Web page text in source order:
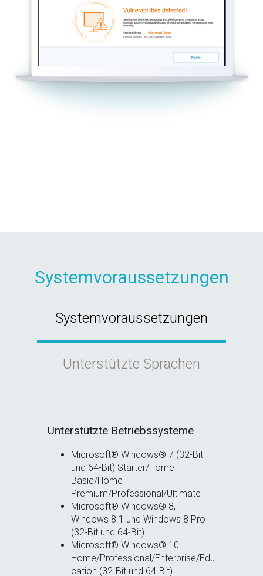
Systemvoraussetzungen
Systemvoraussetzungen
Unterstützte Sprachen
Unterstützte Betriebssysteme
Microsoft® Windows® 7 (32-Bit
und 64-Bit) Starter/Home
Basic/Home
Premium/Professional/Ultimate
Microsoft® Windows® 8,
Windows 8.1 und Windows 8 Pro
(32-Bit und 64-Bit)
Microsoft® Windows® 10
Home/Professional/Enterprise/Edu
cation (32-Bit und 64-Bit)